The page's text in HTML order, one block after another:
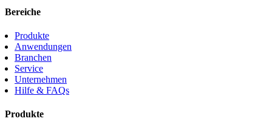
Bereiche
Produkte
Anwendungen
Branchen
Service
Unternehmen
Hilfe & FAQs
Produkte